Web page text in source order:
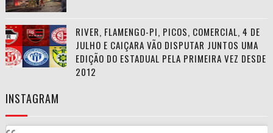
RIVER, FLAMENGO-PI, PICOS, COMERCIAL, 4 DE
JULHO E CAIÇARA VÃO DISPUTAR JUNTOS UMA
EDIÇÃO DO ESTADUAL PELA PRIMEIRA VEZ DESDE
2012
INSTAGRAM